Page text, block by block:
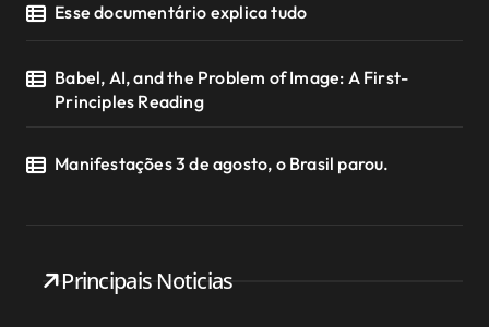
Esse documentário explica tudo
Babel, AI, and the Problem of Image: A First-
Principles Reading
Manifestações 3 de agosto, o Brasil parou.
Principais Noticias